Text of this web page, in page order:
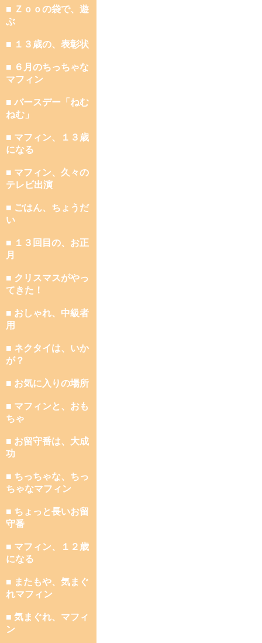
■ Ｚｏｏの袋で、遊
ぶ
■ １３歳の、表彰状
■ ６月のちっちゃな
マフィン
■ バースデー「ねむ
ねむ」
■ マフィン、１３歳
になる
■ マフィン、久々の
テレビ出演
■ ごはん、ちょうだ
い
■ １３回目の、お正
月
■ クリスマスがやっ
てきた！
■ おしゃれ、中級者
用
■ ネクタイは、いか
が？
■ お気に入りの場所
■ マフィンと、おも
ちゃ
■ お留守番は、大成
功
■ ちっちゃな、ちっ
ちゃなマフィン
■ ちょっと長いお留
守番
■ マフィン、１２歳
になる
■ またもや、気まぐ
れマフィン
■ 気まぐれ、マフィ
ン